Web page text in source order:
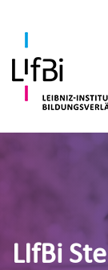
LIfBi